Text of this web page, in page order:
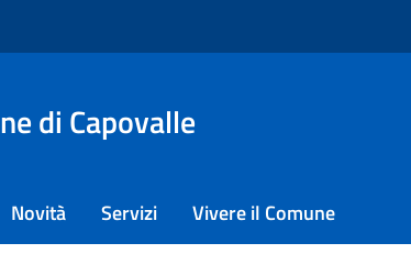
di Capovalle
Novità Servizi Vivere il Comune